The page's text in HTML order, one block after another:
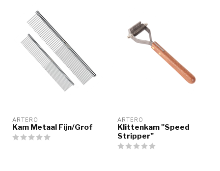
ARTERO
Kam Metaal Fijn/Grof
ARTERO
Klittenkam "Speed
Stripper"